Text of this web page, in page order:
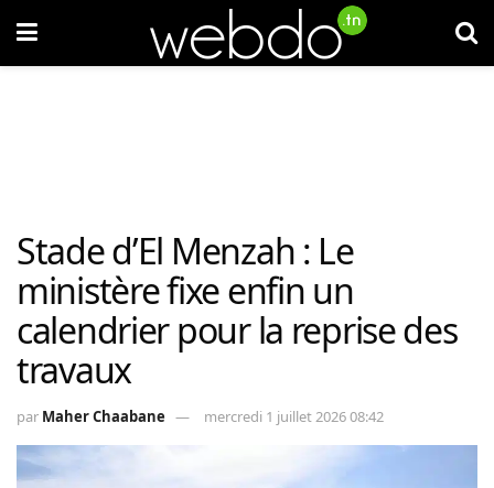
Stade d’El Menzah : Le
ministère fixe enfin un
calendrier pour la reprise des
travaux
par Maher Chaabane mercredi 1 juillet 2026 08:42